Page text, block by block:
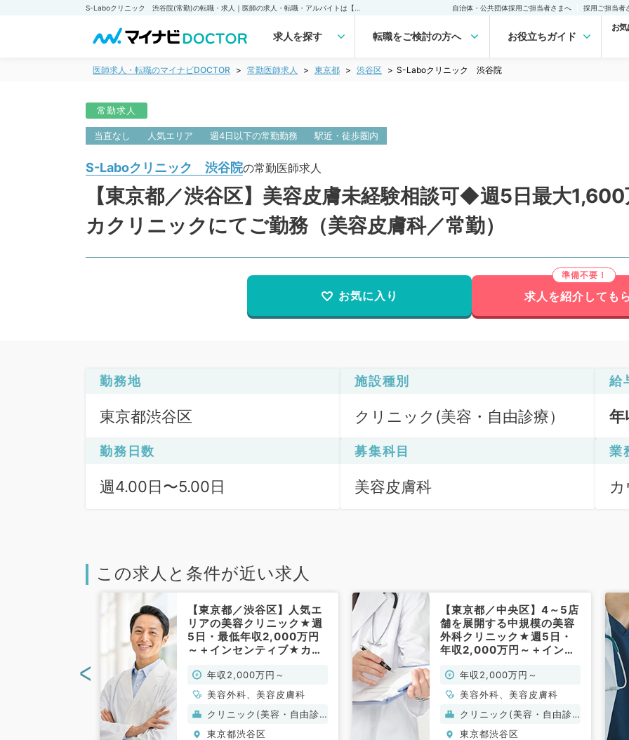
自治体・公共団体採用ご担当者さまへ 採用ご担当者
求人を探す 転職をご検討の方へ お役立ちガイド
お
医師求人・転職のマイナビDOCTOR 常勤医師求人 東京都 渋谷区 S-Laboクリニック 渋谷院
常勤求人
当直なし 人気エリア 週4日以下の常勤勤務 駅近・徒歩圏内
S-Laboクリニック 渋谷院の常勤医師求人
【東京都／渋谷区】美容皮膚未経験相談可◆週5日最大
カクリニックにてご勤務（美容皮膚科／常勤）
お気に入り 求人を紹介しても
勤務地
東京都渋谷区
施設種別
クリニック(美容・自由診療）
給
年
勤務日数
週4.00日〜5.00日
募集科目
美容皮膚科
業
この求人と条件が近い求人
【東京都／渋谷区】人気エ
リアの美容クリニック★週
5日・最低年収2,000万円
～＋インセンティブ★カウ
お仕事です（美容皮膚科・
美容外科／常勤）
年収2,000万円～
美容外科、美容皮膚科
クリニック(美容・自由診
療）
東京都渋谷区
【東京都／中央区】4～5店
舗を展開する中規模の美容
外科クリニック★週5日・
年収2,000万円～＋インセ
グ・施術・手術のお仕事で
す（美容皮膚科・美容外科
／常勤）
年収2,000万円～
美容外科、美容皮膚科
クリニック(美容・自由診
療）
東京都渋谷区
<